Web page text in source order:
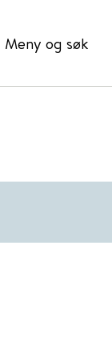
Meny og søk